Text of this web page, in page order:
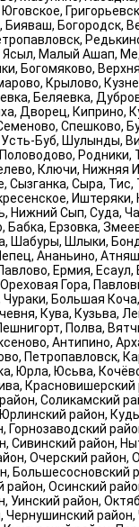
Бияваш, Богородск,
Ясыл, Малый Ашап,
Богомяково,
Крылово,
Беляевка,
Дворец, Киприно,
Спешково,
Усть-Буб, Шулынды,
Родники,
Ключи, Нижняя
Сызганка, Сыра,
Иштеряки,
Нижний Сып, Суда,
Бабка, Ерзовка,
Шабуры, Шлыки,
Ананьино,
Ермия, Есаул,
Гора,
Чураки, Большая
Кува, Кузьва,
Полва,
Антипино,
Петропавловск,
Юрла, Юсьва,
Красновишерский
Соликамский
район,
Горнозаводский
Сивинский район,
Очерский район,
Большесосновский
район, Осинский
Уинский район,
Чернушинский